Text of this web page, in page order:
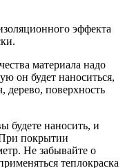
эффекта
материала надо
он будет наноситься,
дерево, поверхность
будете наносить, и
покрытии
Не забывайте о
теплокраска